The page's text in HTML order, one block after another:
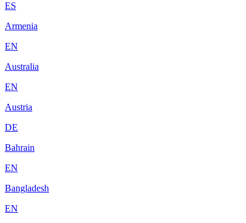
ES
Armenia
EN
Australia
EN
Austria
DE
Bahrain
EN
Bangladesh
EN